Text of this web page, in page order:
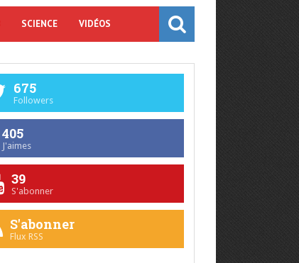
SCIENCE VIDÉOS
675
Followers
405
J'aimes
39
S'abonner
S'abonner
Flux RSS